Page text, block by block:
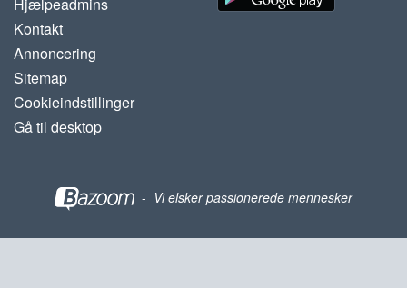
Kontakt
Annoncering
Sitemap
Cookieindstillinger
Gå til desktop
- Vi elsker passionerede mennesker